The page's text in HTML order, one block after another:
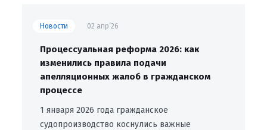
Новости 02 апр’26
Процессуальная реформа 2026: как
изменились правила подачи
апелляционных жалоб в гражданском
процессе
1 января 2026 года гражданское
судопроизводство коснулись важные